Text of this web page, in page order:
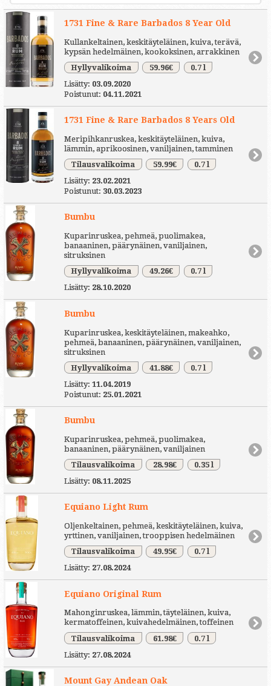
1731 Fine & Rare Barbados 8 Year Old
Kullankeltainen, keskitäyteläinen, kuiva, terävä,
kypsän hedelmäinen, kookoksinen, arrakkinen
Hyllyvalikoima
59.96€
0.7 l
Lisätty: 03.09.2020
Poistunut: 04.11.2021
1731 Fine & Rare Barbados 8 Years Old
Meripihkanruskea, keskitäyteläinen, kuiva,
lämmin, aprikoosinen, vaniljainen, tamminen
Tilausvalikoima
59.99€
0.7 l
Lisätty: 23.02.2021
Poistunut: 30.03.2023
Bumbu
Kuparinruskea, pehmeä, puolimakea,
banaaninen, päärynäinen, vaniljainen,
sitruksinen
Hyllyvalikoima
49.26€
0.7 l
Lisätty: 28.10.2020
Bumbu
Kuparinruskea, keskitäyteläinen, makeahko,
pehmeä, banaaninen, päärynäinen, vaniljainen,
sitruksinen
Hyllyvalikoima
41.88€
0.7 l
Lisätty: 11.04.2019
Poistunut: 25.01.2021
Bumbu
Kuparinruskea, pehmeä, puolimakea,
banaaninen, päärynäinen, vaniljainen
Tilausvalikoima
28.98€
0.35 l
Lisätty: 08.11.2025
Equiano Light Rum
Oljenkeltainen, pehmeä, keskitäyteläinen, kuiva,
yrttinen, vaniljainen, trooppisen hedelmäinen
Tilausvalikoima
49.95€
0.7 l
Lisätty: 27.08.2024
Equiano Original Rum
Mahonginruskea, lämmin, täyteläinen, kuiva,
kermatoffeinen, kuivahedelmäinen, toffeinen
Tilausvalikoima
61.98€
0.7 l
Lisätty: 27.08.2024
Mount Gay Andean Oak